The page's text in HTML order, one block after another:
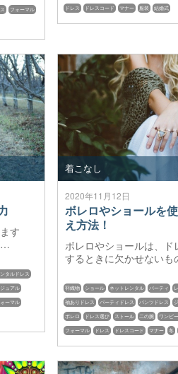
フォーマル ドレス ドレスコード マナー 服装 結婚式
す
…
タルドレス
ュアル
ーマル
着こなし
2020年11月12日
ボレロやショールを
え方法！
ボレロやショールは、ド
するときに欠かせない
羽織物 ショール ネットレンタル パーティ
袖ありドレス パーティドレス パンツドレス
ボレロ ドレス選び ストール 二の腕 ワンピ
フォーマル ドレス ドレスコード マナー 冬